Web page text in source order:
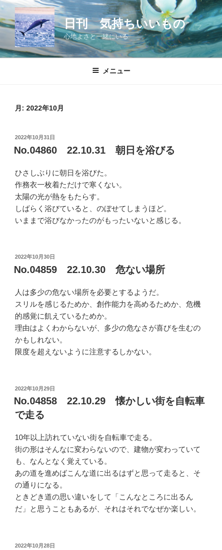
コ
ン
テ
ツ
日刊 気持ちいいもの
心地よさと一緒にいる
メニュー
月: 2022年10月
投
稿
日:
2022年10月31日
No.04860 22.10.31 朝日を浴びる
ひさしぶりに朝日を浴びた。
作務衣一枚着ただけで寒くない。
太陽の光が熱をもたらす。
しばらく浴びていると、のぼせてしまうほど。
いままで浴びなかったのがもったいないと感じる。
投
稿
日:
2022年10月30日
No.04859 22.10.30 危ない場所
人は多少の危ない場所を必要とするようだ。
スリルを感じるためか、創作能力を高めるためか、危機
的感覚に飢えているためか。
理由はよくわからないが、多少の危なさが喜びを生むの
かもしれない。
限度を超えないように注意するしかない。
投
稿
日:
2022年10月29日
No.04858 22.10.29 懐かしい街を自転車
で走る
10年以上訪れていない街を自転車で走る。
街の形はそんなに変わらないので、建物が変わっていて
も、なんとなく覚えている。
あの道を進めばこんな道に出るはずと思って走ると、そ
の通りになる。
ときどき道の思い違いをして「こんなところに出るん
だ」と思うこともあるが、それはそれでなぜか楽しい。
投
2022年10月28日